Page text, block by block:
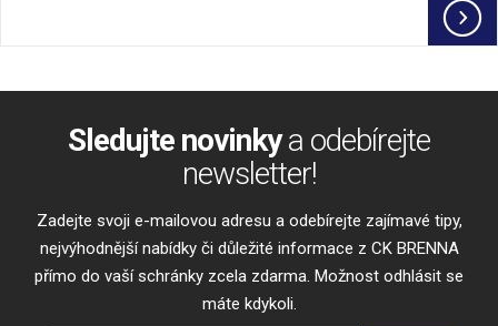
Sledujte novinkya odebírejte
newsletter!
Zadejte svoji e-mailovou adresu a odebírejte zajímavé tipy,
nejvýhodnější nabídky či důležité informace z CK BRENNA
přímo do vaší schránky zcela zdarma. Možnost odhlásit se
máte kdykoli.